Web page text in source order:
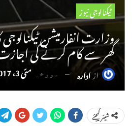
ٹیکنالوجی نیوز
وزارت انفارمیشن ٹیکنالوجی
گھر سے کام کرنے کی
ازادارہ مورخہ مئی 3، 2017
شیئر کیجئے